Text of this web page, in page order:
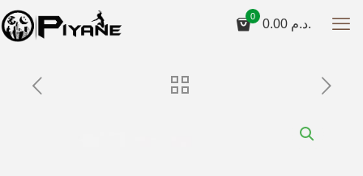
0
0.00 د.م.